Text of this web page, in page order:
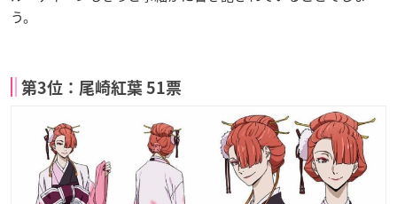
う。
第3位：尾崎紅葉 51票